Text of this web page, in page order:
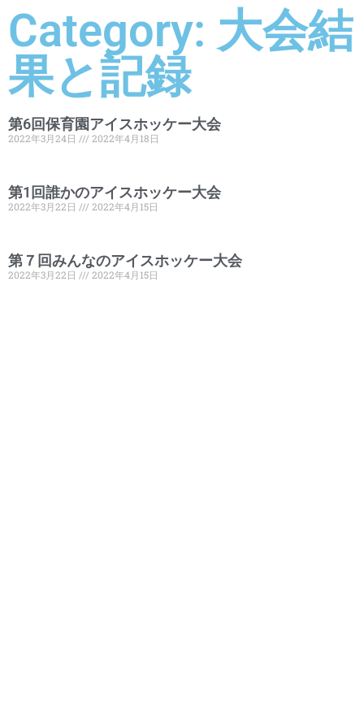
Category: 大会結
果と記録
第6回保育園アイスホッケー大会
2022年3月24日 2022年4月18日
第1回誰かのアイスホッケー大会
2022年3月22日 2022年4月15日
第７回みんなのアイスホッケー大会
2022年3月22日 2022年4月15日